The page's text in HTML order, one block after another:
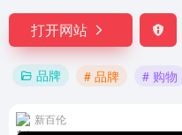
打开网站
品牌 # 品牌 # 购物
新百伦